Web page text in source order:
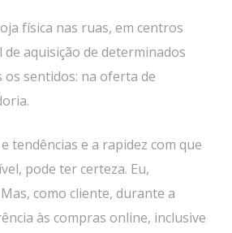
física nas ruas, em centros
aquisição de determinados
os sentidos: na oferta de
tendências e a rapidez com que
pode ter certeza. Eu,
como cliente, durante a
às compras online, inclusive